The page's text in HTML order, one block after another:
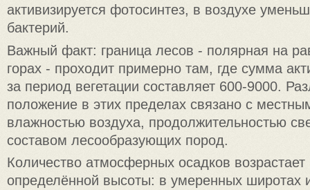
активизируется фотосинтез, в воздухе
бактерий.
Важный факт: граница лесов - полярная на
горах - проходит примерно там, где сумма
за период вегетации составляет 600-9000.
положение в этих пределах связано с
влажностью воздуха, продолжительностью
составом лесообразующих пород.
Количество атмосферных осадков возрастает
определённой высоты: в умеренных широтах